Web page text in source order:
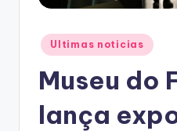
Posted
in
Ultimas noticias
Museu do
lança